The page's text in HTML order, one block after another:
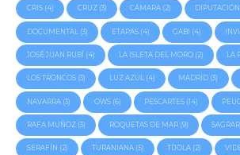
CRIS(4) CRUZ(3) CÁMARA (2) DIPUTACIÓN
DOCUMENTAL (3) ETAPAS(4) GABI (4)
JOSÉ JUAN RUBÍ (4) LA ISLETA DEL MORO(2) LA
LOS TRONCOS(3) LUZ AZUL(4) MADRID (3)
NAVARRA(3) OWS(6) PESCARTES (14)
RAFA MUÑOZ(3) ROQUETAS DE MAR(9)
SERAFÍN (2) TURANIANA(5) TÍJOLA (2)